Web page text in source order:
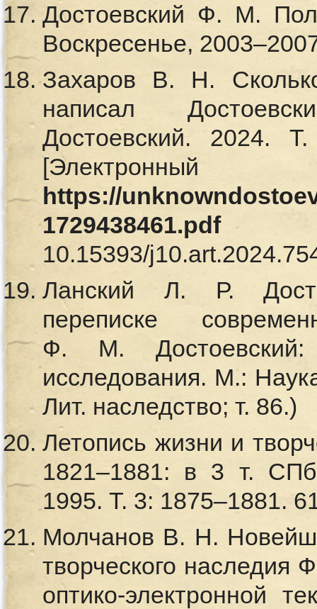
Достоевский Ф. М.
Воскресенье,
Захаров В. Н.
написал
Достоевский.
https://
1729438461.pdf
10.15393/
Ланский Л. Р.
переписке
Ф. М.
исследования. М.:
Лит. наследство; т. 86.)
Летопись жизни и
1821–1881: в 3 т.
1995. Т. 3: 1875–1881.
Молчанов В. Н.
творческого наследия
оптико-электронной